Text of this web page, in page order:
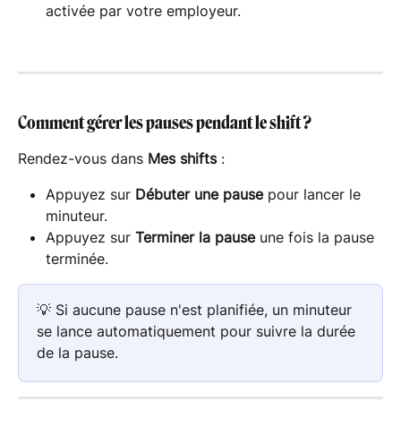
activée par votre employeur.
Comment gérer les pauses pendant le shift ?
Rendez-vous dans Mes shifts :
Appuyez sur Débuter une pause pour lancer le
minuteur.
Appuyez sur Terminer la pause une fois la pause
terminée.
💡 Si aucune pause n'est planifiée, un minuteur
se lance automatiquement pour suivre la durée
de la pause.